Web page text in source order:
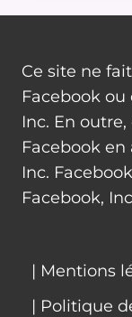
Ce site ne
Facebook ou
Inc. En
Facebook
Inc.
Facebook,
| Mentions
| Politique